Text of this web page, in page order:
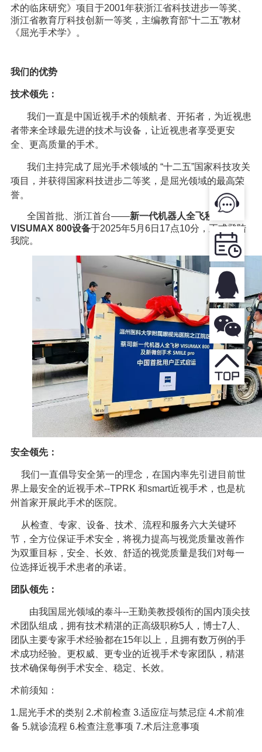
术的临床研究》项目于2001年获浙江省科技进步一等奖、
浙江省教育厅科技创新一等奖，主编教育部“十二五”教材
《屈光手术学》。
我们的优势
技术领先：
我们一直是中国近视手术的领航者、开拓者，为近视患
者带来全球最先进的技术与设备，让近视患者享受更安
全、更高质量的手术。
我们主持完成了屈光手术领域的 “十二五”国家科技攻关
项目，并获得国家科技进步二等奖，是屈光领域的最高荣
誉。
全国首批、浙江首台——新一代机器人全飞秒
VISUMAX 800设备于2025年5月6日17点10分，正式登陆
我院。
安全领先：
我们一直倡导安全第一的理念，在国内率先引进目前世
界上最安全的近视手术--TPRK 和smart近视手术，也是杭
州首家开展此手术的医院。
从检查、专家、设备、技术、流程和服务六大关键环
节，全方位保证手术安全，将视力提高与视觉质量改善作
为双重目标，安全、长效、舒适的视觉质量是我们对每一
位选择近视手术患者的承诺。
团队领先：
由我国屈光领域的泰斗--王勤美教授领衔的国内顶尖技
术团队组成，拥有技术精湛的正高级职称5人，博士7人、
团队主要专家手术经验都在15年以上，且拥有数万例的手
术成功经验。更权威、更专业的近视手术专家团队，精湛
技术确保每例手术安全、稳定、长效。
术前须知：
1.屈光手术的类别 2.术前检查 3.适应症与禁忌症 4.术前准
备 5.就诊流程 6.检查注意事项 7.术后注意事项